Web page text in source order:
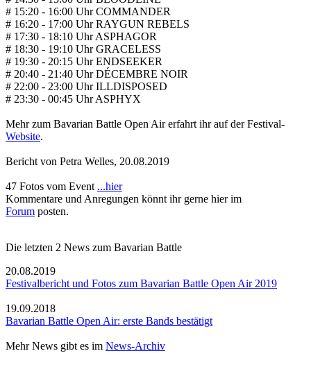
# 15:20 - 16:00 Uhr COMMANDER
# 16:20 - 17:00 Uhr RAYGUN REBELS
# 17:30 - 18:10 Uhr ASPHAGOR
# 18:30 - 19:10 Uhr GRACELESS
# 19:30 - 20:15 Uhr ENDSEEKER
# 20:40 - 21:40 Uhr DÉCEMBRE NOIR
# 22:00 - 23:00 Uhr ILLDISPOSED
# 23:30 - 00:45 Uhr ASPHYX
Mehr zum Bavarian Battle Open Air erfahrt ihr auf der Festival-
Website.
Bericht von Petra Welles, 20.08.2019
47 Fotos vom Event ...hier
Kommentare und Anregungen könnt ihr gerne hier im
Forum posten.
Die letzten 2 News zum Bavarian Battle
20.08.2019
Festivalbericht und Fotos zum Bavarian Battle Open Air 2019
19.09.2018
Bavarian Battle Open Air: erste Bands bestätigt
Mehr News gibt es im News-Archiv